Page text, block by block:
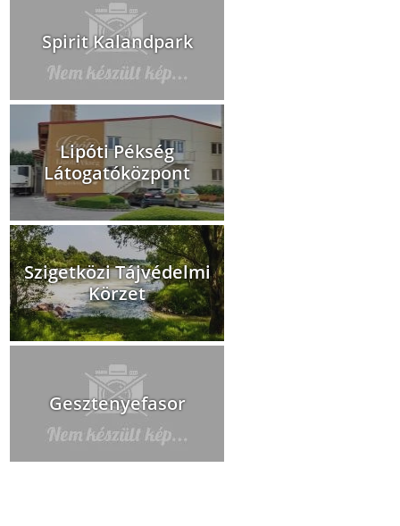
Spirit Kalandpark
Lipóti Pékség
Látogatóközpont
Szigetközi Tájvédelmi
Körzet
Gesztenyefasor